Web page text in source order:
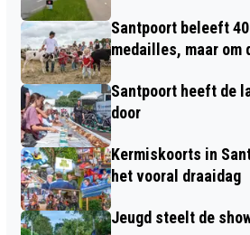
ZIJ ALTIJD POPULAIR
Santpoort beleeft
medailles, maar om
Santpoort heeft de
door
Kermiskoorts in
het vooral draaidag
Jeugd steelt de